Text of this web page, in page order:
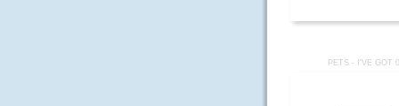
PETS - I'VE GOT